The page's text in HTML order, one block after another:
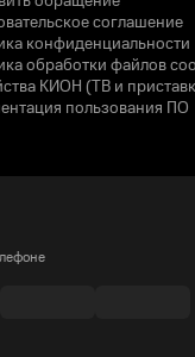
соглашение
конфиденциальности
обработки файлов
КИОН (ТВ и
пользования ПО